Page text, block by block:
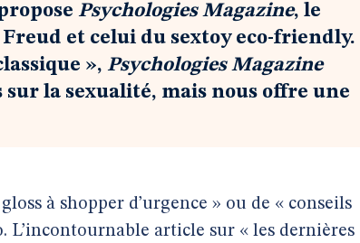
Psychologies Magazine, le
et celui du sextoy eco-friendly.
», Psychologies Magazine
sur la sexualité, mais nous offre une
à shopper d’urgence » ou de « conseils
article sur « les dernières